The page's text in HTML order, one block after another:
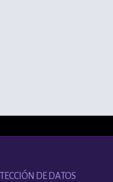
DE DATOS